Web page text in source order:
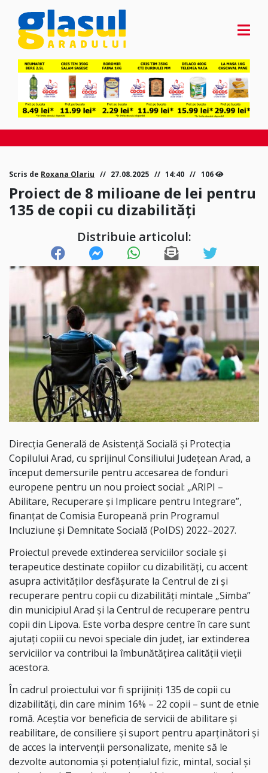
Scris de Roxana Olariu 27.08.2025 14:40 106
Proiect de 8 milioane de lei pentru
135 de copii cu dizabilități
Distribuie articolul:
Direcția Generală de Asistență Socială și Protecția
Copilului Arad, cu sprijinul Consiliului Județean Arad, a
început demersurile pentru accesarea de fonduri
europene pentru un nou proiect social: „ARIPI –
Abilitare, Recuperare și Implicare pentru Integrare”,
finanțat de Comisia Europeană prin Programul
Incluziune și Demnitate Socială (PoIDS) 2022–2027.
Proiectul prevede extinderea serviciilor sociale și
terapeutice destinate copiilor cu dizabilități, cu accent
asupra activităților desfășurate la Centrul de zi și
recuperare pentru copii cu dizabilități mintale „Simba”
din municipiul Arad și la Centrul de recuperare pentru
copii din Lipova. Este vorba despre centre în care sunt
ajutați copiii cu nevoi speciale din județ, iar extinderea
serviciilor va contribui la îmbunătățirea calității vieții
acestora.
În cadrul proiectului vor fi sprijiniți 135 de copii cu
dizabilități, din care minim 16% – 22 copii – sunt de etnie
romă. Aceștia vor beneficia de servicii de abilitare și
reabilitare, de consiliere și suport pentru aparținători și
de acces la intervenții personalizate, menite să le
dezvolte autonomia și potențialul fizic, mintal, social și